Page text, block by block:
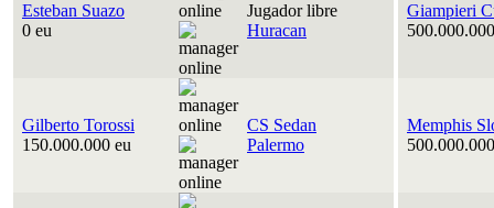
Esteban Suazo
0 eu
Jugador libre
Huracan
Giampieri
Gilberto Torossi
150.000.000 eu
CS Sedan
Palermo
Memphis